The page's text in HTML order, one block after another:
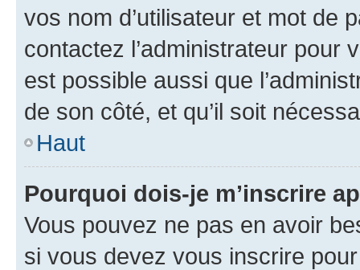
vos nom d’utilisateur et mot de
contactez l’administrateur pour
est possible aussi que
de son côté, et qu’il soit
Haut
Pourquoi dois-je m’inscrire
Vous pouvez ne pas en avoir
si vous devez vous inscrire